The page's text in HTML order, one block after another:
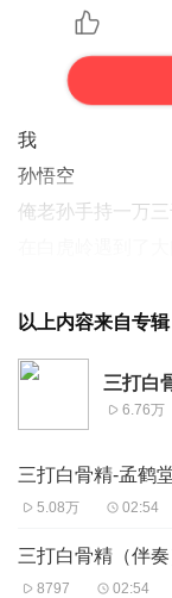
我
孙悟空
俺老孙手持一万
我
孟鹤堂
我手持六斤八两的
在音为乐趣的录音
说唱也太难了吧！
悟空：说唱是啥
鹤堂：你就当是
以上内容来自专辑
三打白
6.76万
三打白骨精-孟鹤
5.08万 02:54
三打白骨精（伴
8797 02:54